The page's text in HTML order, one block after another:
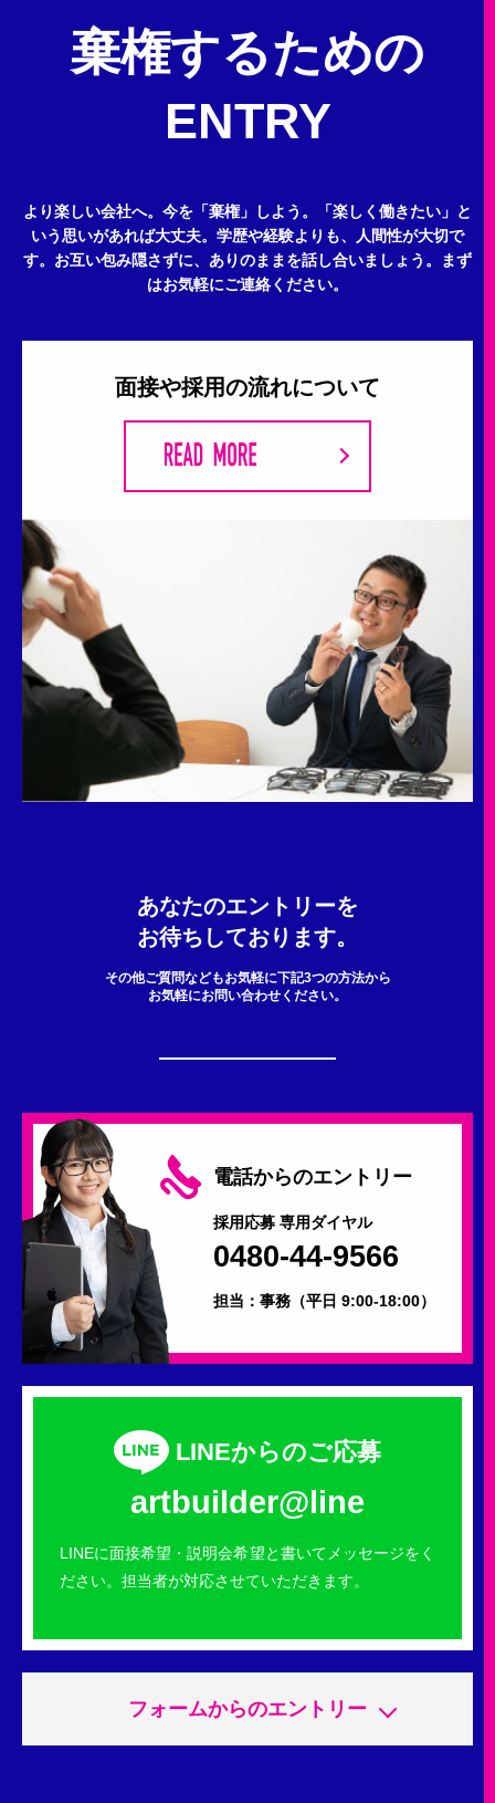
棄権するための
ENTRY
より楽しい会社へ。今を「棄権」しよう。
「楽しく働きたい」と
いう思いがあれば大丈夫。 学歴や経験よりも、人間性が大切で
す。 お互い包み隠さずに、ありのままを話し合いましょう。
まず
はお気軽にご連絡ください。
面接や採用の流れについて
あなたのエントリーを
お待ちしております。
その他ご質問などもお気軽に下記3つの方法から
お気軽にお問い合わせください。
電話からのエントリー
採用応募 専用ダイヤル
0480-44-9566
担当：事務 （平日 9:00-18:00）
LINEからのご応募
artbuilder@line
LINEに面接希望・説明会希望と書いてメッセージをく
ださい。担当者が対応させていただきます。
フォームからのエントリー